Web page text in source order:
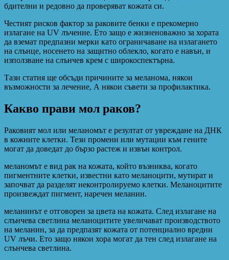
бдителни и редовно да проверяват кожата си.
Честият рисков фактор за раковите бенки е прекомерно
излагане на UV лъчение. Ето защо е жизненоважно за хората
да вземат предпазни мерки като ограничаване на излагането
на слънце, носенето на защитно облекло, когато е навън, и
използване на слънчев крем с широкоспектърна.
Тази статия ще обсъди причините за меланома, някои
възможности за лечение, А някои съвети за профилактика.
Какво прави мол раков?
Раковият мол или меланомът е резултат от увреждане на ДНК
в кожните клетки. Тези промени или мутации към гените
могат да доведат до бързо растеж и извън контрол.
меланомът е вид рак на кожата, който възниква, когато
пигментните клетки, известни като меланоцити, мутират и
започват да разделят неконтролируемо клетки. Меланоцитите
произвеждат пигмент, наречен меланин.
меланинът е отговорен за цвета на кожата. След излагане на
слънчева светлина меланоцитите увеличават производството
на меланин, за да предпазят кожата от потенциално вредни
UV лъчи. Ето защо някои хора могат да тен след излагане на
слънчева светлина.